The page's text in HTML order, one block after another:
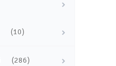
(10)
(286)